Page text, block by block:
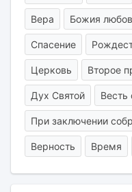
Вера Божия
Спасение
Церковь Второе
Дух Святой Весть
При заключении
Верность Время